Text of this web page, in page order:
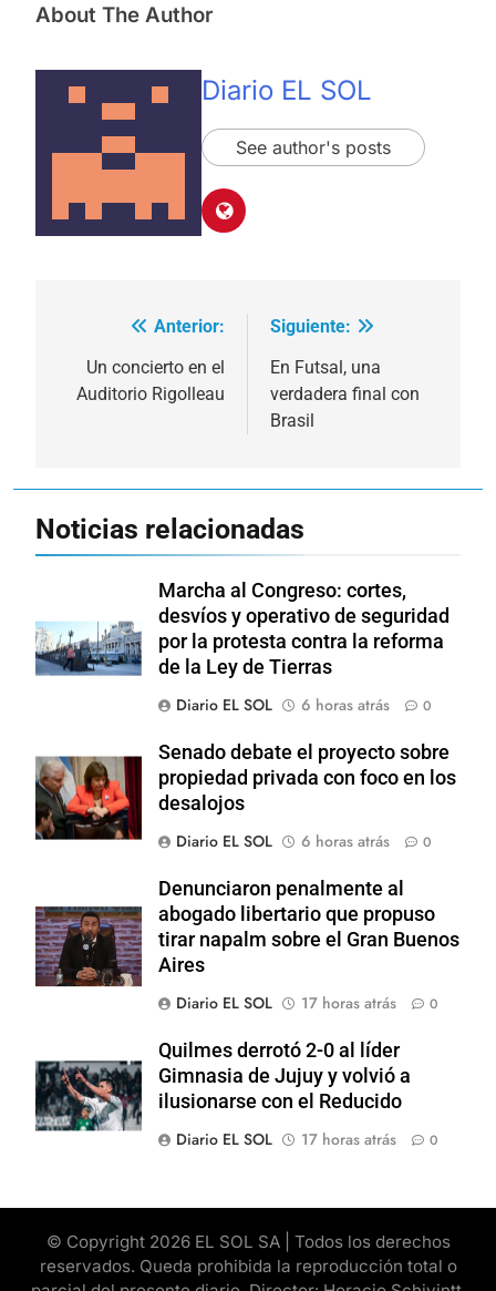
About The Author
Diario EL SOL
See author's posts
Navegación
Anterior:
Un concierto en el
Auditorio Rigolleau
Siguiente:
En Futsal, una
verdadera final con
Brasil
Noticias relacionadas
Marcha al Congreso: cortes,
desvíos y operativo de seguridad
por la protesta contra la reforma
de la Ley de Tierras
Diario EL SOL
6 horas atrás 0
Senado debate el proyecto sobre
propiedad privada con foco en los
desalojos
Diario EL SOL
6 horas atrás 0
Denunciaron penalmente al
abogado libertario que propuso
tirar napalm sobre el Gran Buenos
Aires
Diario EL SOL
17 horas atrás 0
Quilmes derrotó 2-0 al líder
Gimnasia de Jujuy y volvió a
ilusionarse con el Reducido
Diario EL SOL
17 horas atrás 0
© Copyright 2026 EL SOL SA | Todos los derechos
reservados. Queda prohibida la reproducción total o